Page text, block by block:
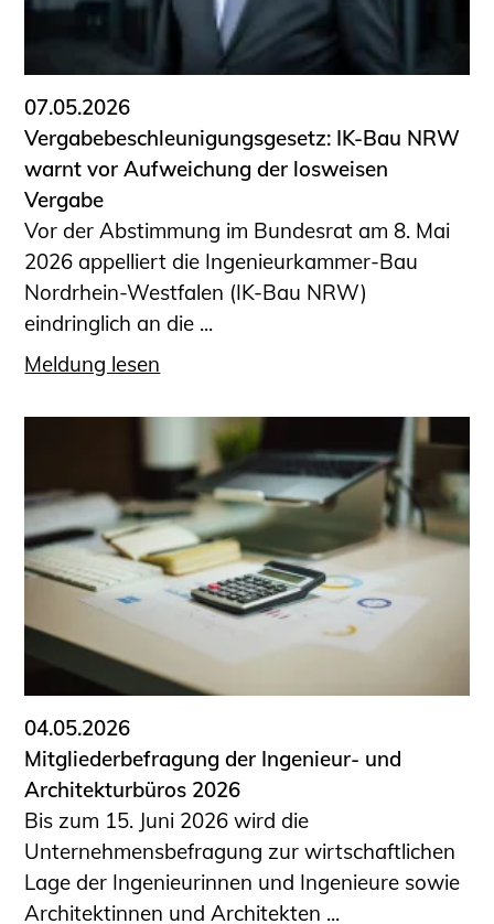
07.05.2026
Vergabebeschleunigungsgesetz: IK-Bau NRW
warnt vor Aufweichung der losweisen
Vergabe
Vor der Abstimmung im Bundesrat am 8. Mai
2026 appelliert die Ingenieurkammer-Bau
Nordrhein-Westfalen (IK-Bau NRW)
eindringlich an die ...
Meldung lesen
04.05.2026
Mitgliederbefragung der Ingenieur- und
Architekturbüros 2026
Bis zum 15. Juni 2026 wird die
Unternehmensbefragung zur wirtschaftlichen
Lage der Ingenieurinnen und Ingenieure sowie
Architektinnen und Architekten ...